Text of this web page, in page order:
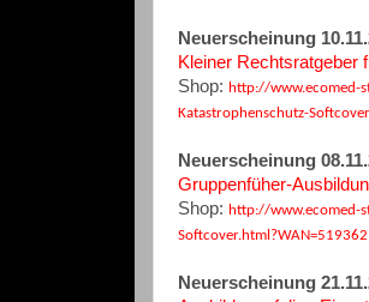
Neuerscheinung
Kleiner Rechtsratgeber
Shop: http://www.ecomed-
Katastrophenschutz-
Neuerscheinung
Gruppenfüher-
Shop: http://www.ecomed-
Softcover.html?WAN=519362
Neuerscheinung